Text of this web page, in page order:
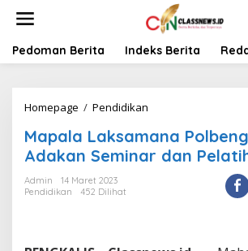
t
Pedoman Berita Indeks Berita
Homepage / Pendidikan
p
a
l
Mapala Laksamana
Adakan Seminar dan
Admin
14 Maret 2023
Pendidikan
452 Dilihat